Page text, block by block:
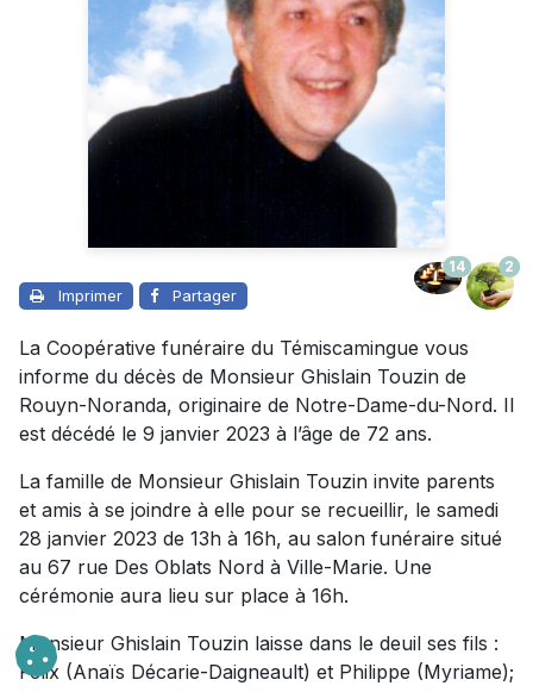
Imprimer Partager
14 2
La Coopérative funéraire du Témiscamingue vous
informe du décès de Monsieur Ghislain Touzin de
Rouyn-Noranda, originaire de Notre-Dame-du-Nord. Il
est décédé le 9 janvier 2023 à l’âge de 72 ans.
La famille de Monsieur Ghislain Touzin invite parents
et amis à se joindre à elle pour se recueillir, le samedi
28 janvier 2023 de 13h à 16h, au salon funéraire situé
au 67 rue Des Oblats Nord à Ville-Marie. Une
cérémonie aura lieu sur place à 16h.
Monsieur Ghislain Touzin laisse dans le deuil ses fils :
Félix (Anaïs Décarie-Daigneault) et Philippe (Myriame);